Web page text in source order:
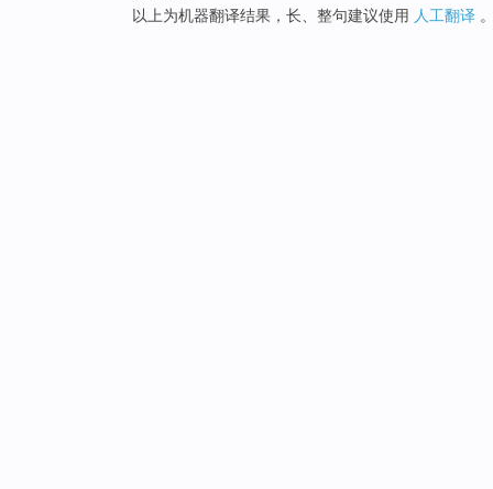
以上为机器翻译结果，长、整句建议使用 人工翻译